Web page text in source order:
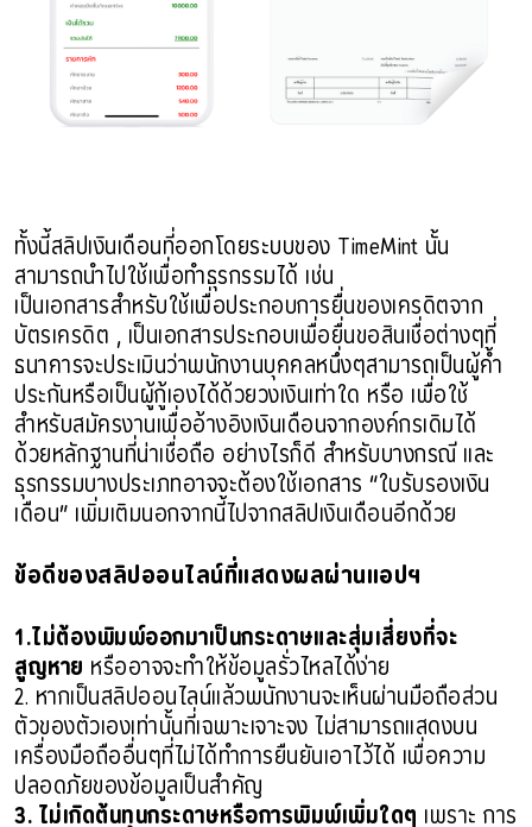
ทั้งนี้สลิปเงินเดือนที่ออกโดยระบบของ TimeMint นั้น
สามารถนำไปใช้เพื่อทำธุรกรรมได้ เช่น
เป็นเอกสารสำหรับใช้เพื่อประกอบการยื่นของเครดิตจาก
บัตรเครดิต , เป็นเอกสารประกอบเพื่อยื่นขอสินเชื่อต่างๆที่
ธนาคารจะประเมินว่าพนักงานบุคคลหนึ่งๆสามารถเป็นผู้ค้ำ
ประกันหรือเป็นผู้กู้เองได้ด้วยวงเงินเท่าใด หรือ เพื่อใช้
สำหรับสมัครงานเพื่ออ้างอิงเงินเดือนจากองค์กรเดิมได้
ด้วยหลักฐานที่น่าเชื่อถือ อย่างไรก็ดี สำหรับบางกรณี และ
ธุรกรรมบางประเภทอาจจะต้องใช้เอกสาร “ใบรับรองเงิน
เดือน” เพิ่มเติมนอกจากนี้ไปจากสลิปเงินเดือนอีกด้วย
ข้อดีของสลิปออนไลน์ที่แสดงผลผ่านแอปฯ
1.ไม่ต้องพิมพ์ออกมาเป็นกระดาษและสุ่มเสี่ยงที่จะ
สูญหาย หรืออาจจะทำให้ข้อมูลรั่วไหลได้ง่าย
2. หากเป็นสลิปออนไลน์แล้วพนักงานจะเห็นผ่านมือถือส่วน
ตัวของตัวเองเท่านั้นที่เฉพาะเจาะจง ไม่สามารถแสดงบน
เครื่องมือถืออื่นๆที่ไม่ได้ทำการยืนยันเอาไว้ได้ เพื่อความ
ปลอดภัยของข้อมูลเป็นสำคัญ
3. ไม่เกิดต้นทุนกระดาษหรือการพิมพ์เพิ่มใดๆ เพราะ การ